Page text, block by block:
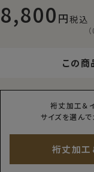
8,800 税込
この商
裄丈加工＆
サイズを選ん
裄丈加工